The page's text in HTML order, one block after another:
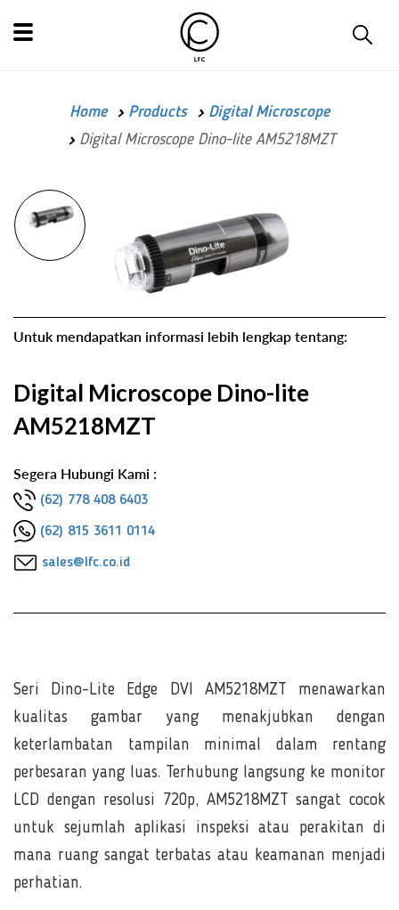
Home Products
Digital Microscope
Digital Microscope Dino-lite AM5218MZT
Untuk mendapatkan informasi lebih lengkap tentang:
Digital Microscope Dino-lite
AM5218MZT
Segera Hubungi Kami :
(62) 778 408 6403
(62) 815 3611 0114
sales@lfc.co.id
Seri Dino-Lite Edge DVI AM5218MZT menawarkan
kualitas gambar yang menakjubkan dengan
keterlambatan tampilan minimal dalam rentang
perbesaran yang luas. Terhubung langsung ke monitor
LCD dengan resolusi 720p, AM5218MZT sangat cocok
untuk sejumlah aplikasi inspeksi atau perakitan di
mana ruang sangat terbatas atau keamanan menjadi
perhatian.